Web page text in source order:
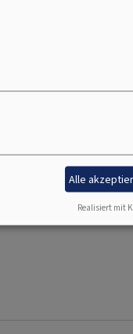
Alle
Realisiert mit